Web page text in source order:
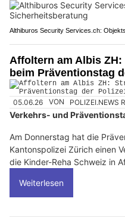
Althiburos Security Services.ch:
Affoltern am Albis
beim Präventionstag
05.06.26 VON POLIZEI.NEWS
Verkehrs- und
Am Donnerstag hat die
Kantonspolizei Zürich einen
die Kinder-Reha Schweiz in
Weiterlesen